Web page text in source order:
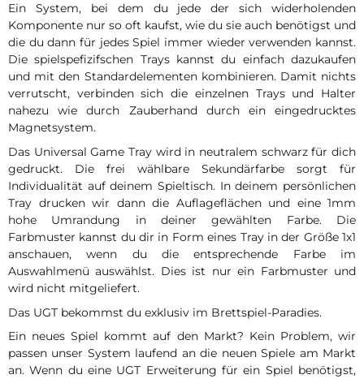
Ein System, bei dem du jede der sich widerholenden
Komponente nur so oft kaufst, wie du sie auch benötigst und
die du dann für jedes Spiel immer wieder verwenden kannst.
Die spielspefizifschen Trays kannst du einfach dazukaufen
und mit den Standardelementen kombinieren. Damit nichts
verrutscht, verbinden sich die einzelnen Trays und Halter
nahezu wie durch Zauberhand durch ein eingedrucktes
Magnetsystem.
Das Universal Game Tray wird in neutralem schwarz für dich
gedruckt. Die frei wählbare Sekundärfarbe sorgt für
Individualität auf deinem Spieltisch. In deinem persönlichen
Tray drucken wir dann die Auflageflächen und eine 1mm
hohe Umrandung in deiner gewählten Farbe. Die
Farbmuster kannst du dir in Form eines Tray in der Größe 1x1
anschauen, wenn du die entsprechende Farbe im
Auswahlmenü auswählst. Dies ist nur ein Farbmuster und
wird nicht mitgeliefert.
Das UGT bekommst du exklusiv im Brettspiel-Paradies.
Ein neues Spiel kommt auf den Markt? Kein Problem, wir
passen unser System laufend an die neuen Spiele am Markt
an. Wenn du eine UGT Erweiterung für ein Spiel benötigst,